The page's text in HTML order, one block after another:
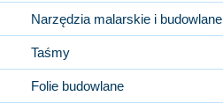
Narzędzia malarskie i budowlane
Taśmy
Folie budowlane